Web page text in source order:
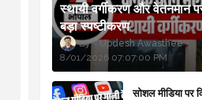
स्थायी वर्गीकरण और वेतनमान
बड़ा स्पष्टीकरण
Updesh Awasthee
8/01/2026 07:07:00 PM
सोशल मीडिया पर